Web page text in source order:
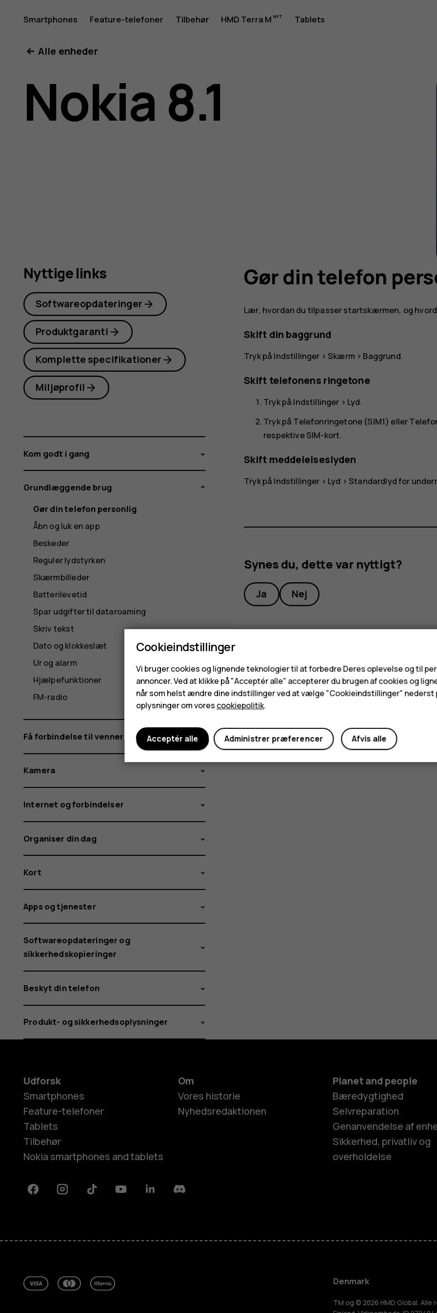
Brugervejledning
til
Nokia
Smartphones Feature-telefoner Tilbehør HMD Terra M Tablets
Feature-
Tilbehør
Alle enheder
Nokia 8.1
Gør din telefon
Lær, hvordan du tilpasser startskærmen, og
Skift din baggrund
Tryk på Indstillinger > Skærm > Baggrund.
Skift telefonens ringetone
Tryk på Indstillinger > Lyd.
Tryk på Telefonringetone (SIM1) eller
respektive SIM-kort.
Skift meddelelseslyden
Tryk på Indstillinger > Lyd > Standardlyd for
Synes du, dette var nyttigt?
Ja Nej
Nyttige links
Softwareopdateringer
Produktgaranti
Komplette specifikationer
Miljøprofil
Kom godt i gang
Grundlæggende brug
Gør din telefon personlig
Åbn og luk en app
Beskeder
Reguler lydstyrken
Skærmbilleder
Batterilevetid
Spar udgifter til dataroaming
Skriv tekst
Dato og klokkeslæt
Ur og alarm
Hjælpefunktioner
FM-radio
Få forbindelse til venner og familie
Kamera
Internet og forbindelser
Organiser din dag
Kort
Apps og tjenester
Softwareopdateringer og
sikkerhedskopieringer
Beskyt din telefon
Produkt- og sikkerhedsoplysninger
Udforsk
Smartphones
Feature-telefoner
Tablets
Tilbehør
Nokia smartphones and tablets
Om
Vores historie
Nyhedsredaktionen
Planet and people
Bæredygtighed
Selvreparation
Genanvendelse af
Sikkerhed, privatliv og
overholdelse
FacebookInstagramTiktok YoutubeLinkedinDiscord
Denmark
TM og © 2026 HMD Global.
Cookieindstillinger
Vi bruger cookies og lignende teknologier til at forbedre Deres oplevelse og til
annoncer. Ved at klikke på "Acceptér alle" accepterer du brugen af cookies og
når som helst ændre dine indstillinger ved at vælge "Cookieindstillinger" nederst
oplysninger om vores cookiepolitik.
Afvis alle
Administrer præferencer
Acceptér alle